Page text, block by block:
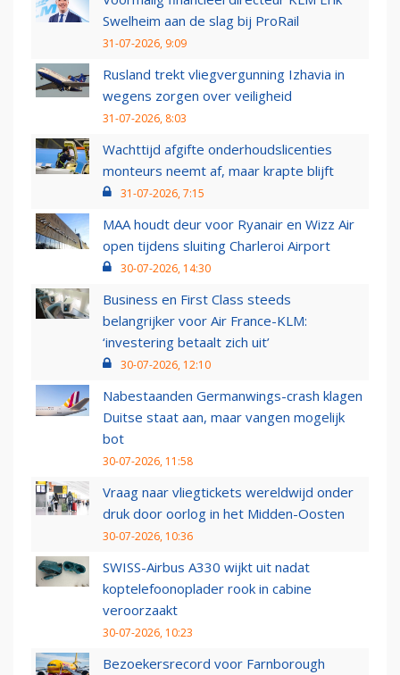
Swelheim aan de slag bij ProRail
31-07-2026, 9:09
Rusland trekt vliegvergunning Izhavia in
wegens zorgen over veiligheid
31-07-2026, 8:03
Wachttijd afgifte onderhoudslicenties
monteurs neemt af, maar krapte blijft
31-07-2026, 7:15
MAA houdt deur voor Ryanair en Wizz Air
open tijdens sluiting Charleroi Airport
30-07-2026, 14:30
Business en First Class steeds
belangrijker voor Air France-KLM:
‘investering betaalt zich uit’
30-07-2026, 12:10
Nabestaanden Germanwings-crash klagen
Duitse staat aan, maar vangen mogelijk
bot
30-07-2026, 11:58
Vraag naar vliegtickets wereldwijd onder
druk door oorlog in het Midden-Oosten
30-07-2026, 10:36
SWISS-Airbus A330 wijkt uit nadat
koptelefoonoplader rook in cabine
veroorzaakt
30-07-2026, 10:23
Bezoekersrecord voor Farnborough